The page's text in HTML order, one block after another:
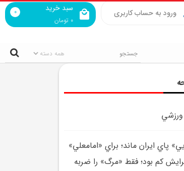
سبد خرید
0 تومان
0 ورود به حساب کاربری
ورزشي
پاي ايران ماند؛ براي «امامعلي»
کم بود؛ فقط «مرگ» را ضربه